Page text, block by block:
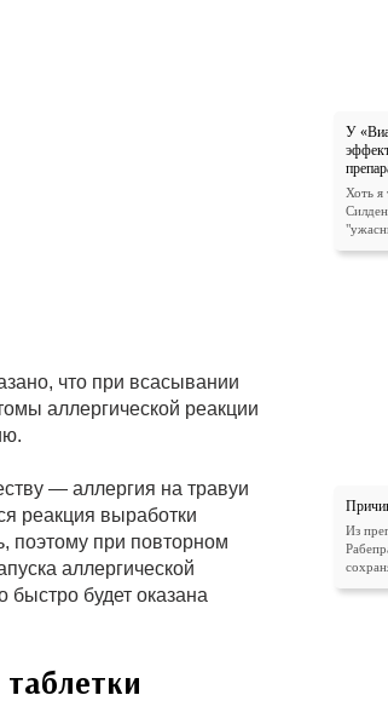
что при всасывании
аллергической реакции
— аллергия на травуи
реакция выработки
поэтому при повторном
аллергической
быстро будет оказана
У
Хоть я
Из